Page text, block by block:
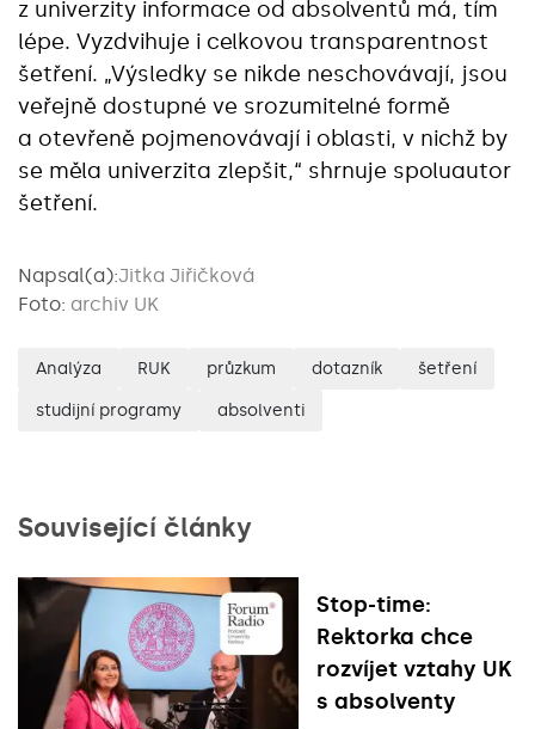
z univerzity informace od absolventů má, tím
lépe. Vyzdvihuje i celkovou transparentnost
šetření. „Výsledky se nikde neschovávají, jsou
veřejně dostupné ve srozumitelné formě
a otevřeně pojmenovávají i oblasti, v nichž by
se měla univerzita zlepšit,“ shrnuje spoluautor
šetření.
Napsal(a):Jitka Jiřičková
Foto: archiv UK
Analýza RUK průzkum dotazník šetření
studijní programy absolventi
Související články
Stop-time:
Rektorka chce
rozvíjet vztahy UK
s absolventy